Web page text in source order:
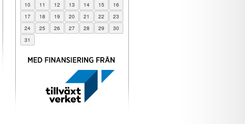
10
11 12 13 14 15
16
17
18 19 20 21 22
23
24
25 26 27 28 29
30
31